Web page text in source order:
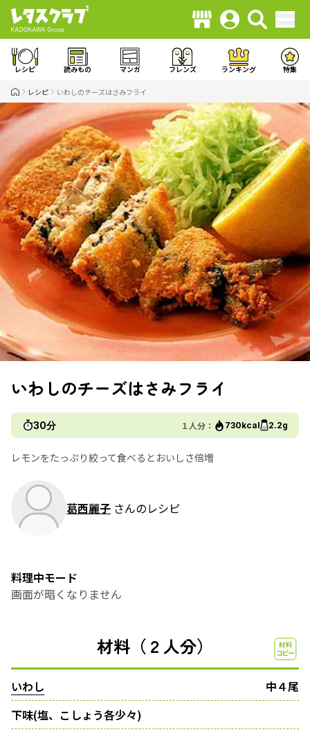
レシピ 読みもの マンガ フレンズ ランキング 特集
レシピ いわしのチーズはさみフライ
いわしのチーズはさみフライ
30分 １人分： 730kcal 2.2g
レモンをたっぷり絞って食べるとおいしさ倍増
葛西麗子 さんのレシピ
料理中モード
画面が暗くなりません
材料（２人分）
いわし
中４尾
下味(塩、こしょう各少々)